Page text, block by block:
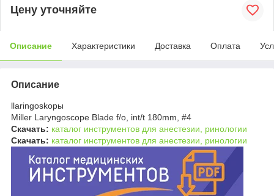
Цену уточняйте
Описание Характеристики Доставка Оплата
Описание
llaringoskopы
Miller Laryngoscope Blade f/o, int/t 180mm, #4
Скачать: каталог инструментов для анестезии, ринологии
Скачать: каталог инструментов для анестезии, ринологии